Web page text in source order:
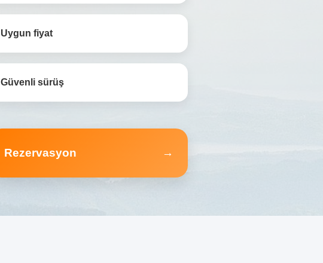
Uygun fiyat
Güvenli sürüş
Rezervasyon →